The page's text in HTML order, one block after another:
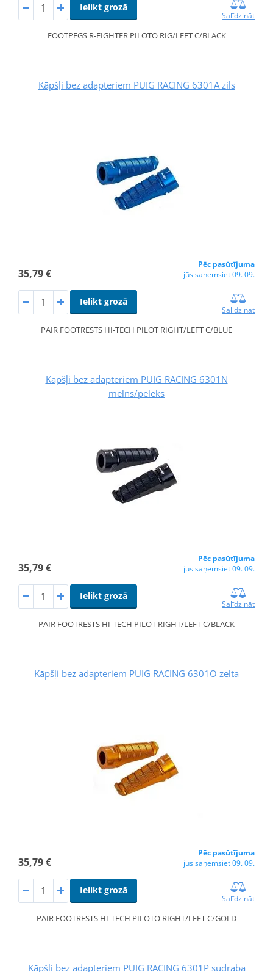
Ielikt grozā
Salīdzināt
FOOTPEGS R-FIGHTER PILOTO RIG/LEFT C/BLACK
Kāpšļi bez adapteriem PUIG RACING 6301A zils
35,79 €
Pēc pasūtījuma
jūs saņemsiet 09. 09.
Ielikt grozā
Salīdzināt
PAIR FOOTRESTS HI-TECH PILOT RIGHT/LEFT C/BLUE
Kāpšļi bez adapteriem PUIG RACING 6301N
melns/pelēks
35,79 €
Pēc pasūtījuma
jūs saņemsiet 09. 09.
Ielikt grozā
Salīdzināt
PAIR FOOTRESTS HI-TECH PILOT RIGHT/LEFT C/BLACK
Kāpšļi bez adapteriem PUIG RACING 6301O zelta
35,79 €
Pēc pasūtījuma
jūs saņemsiet 09. 09.
Ielikt grozā
Salīdzināt
PAIR FOOTRESTS HI-TECH PILOTO RIGHT/LEFT C/GOLD
Kāpšļi bez adapteriem PUIG RACING 6301P sudraba